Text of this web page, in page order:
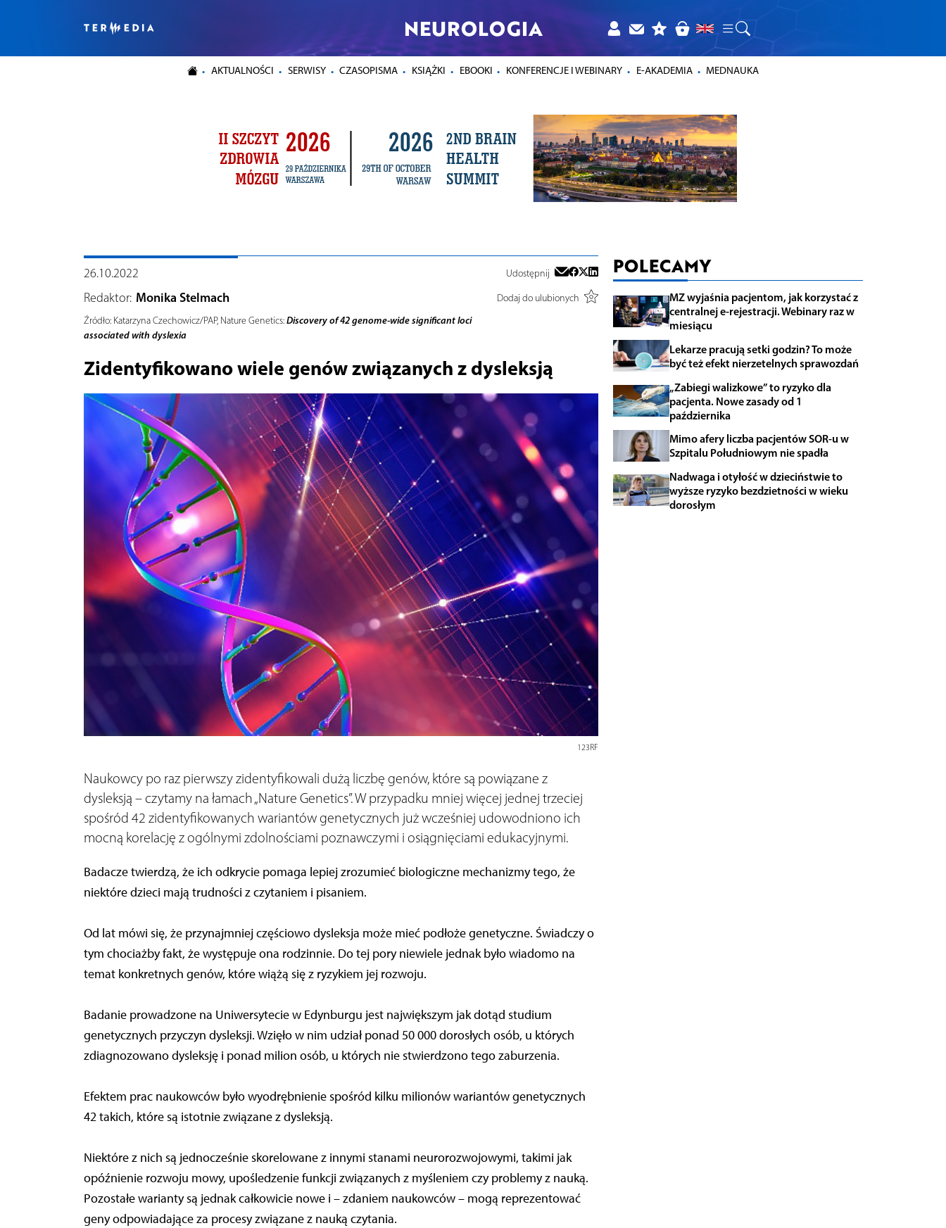
NEUROLOGIA
AKTUALNOŚCI SERWISY CZASOPISMA KSIĄŻKI EBOOKI KONFERENCJE I WEBINARY E-AKADEMIA MEDNAUKA
26.10.2022 Udostępnij
Redaktor: Monika Stelmach
Dodaj do ulubionych
Źródło:Katarzyna Czechowicz/PAP, Nature Genetics:Discovery of 42 genome-wide significant loci
associated with dyslexia
Zidentyfikowano wiele genów związanych z dysleksją
123RF
Naukowcy po raz pierwszy zidentyfikowali dużą liczbę genów, które są powiązane z
dysleksją – czytamy na łamach „Nature Genetics”. W przypadku mniej więcej jednej trzeciej
spośród 42 zidentyfikowanych wariantów genetycznych już wcześniej udowodniono ich
mocną korelację z ogólnymi zdolnościami poznawczymi i osiągnięciami edukacyjnymi.
Badacze twierdzą, że ich odkrycie pomaga lepiej zrozumieć biologiczne mechanizmy tego, że
niektóre dzieci mają trudności z czytaniem i pisaniem.
Od lat mówi się, że przynajmniej częściowo dysleksja może mieć podłoże genetyczne. Świadczy o
tym chociażby fakt, że występuje ona rodzinnie. Do tej pory niewiele jednak było wiadomo na
temat konkretnych genów, które wiążą się z ryzykiem jej rozwoju.
Badanie prowadzone na Uniwersytecie w Edynburgu jest największym jak dotąd studium
genetycznych przyczyn dysleksji. Wzięło w nim udział ponad 50 000 dorosłych osób, u których
zdiagnozowano dysleksję i ponad milion osób, u których nie stwierdzono tego zaburzenia.
Efektem prac naukowców było wyodrębnienie spośród kilku milionów wariantów genetycznych
42 takich, które są istotnie związane z dysleksją.
Niektóre z nich są jednocześnie skorelowane z innymi stanami neurorozwojowymi, takimi jak
opóźnienie rozwoju mowy, upośledzenie funkcji związanych z myśleniem czy problemy z nauką.
Pozostałe warianty są jednak całkowicie nowe i – zdaniem naukowców – mogą reprezentować
geny odpowiadające za procesy związane z nauką czytania.
POLECAMY
MZ wyjaśnia pacjentom, jak korzystać z
centralnej e-rejestracji. Webinary raz w
miesiącu
Lekarze pracują setki godzin? To może
być też efekt nierzetelnych sprawozdań
„Zabiegi walizkowe” to ryzyko dla
pacjenta. Nowe zasady od 1
października
Mimo afery liczba pacjentów SOR-u w
Szpitalu Południowym nie spadła
Nadwaga i otyłość w dzieciństwie to
wyższe ryzyko bezdzietności w wieku
dorosłym